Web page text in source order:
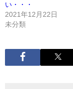
い・・・
2021年12月22日
未分類